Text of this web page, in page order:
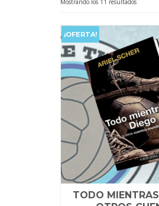
Mostrando los 11 resultados
¡OFERTA!
TODO